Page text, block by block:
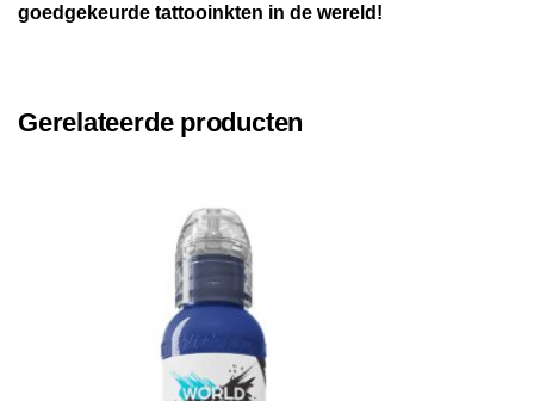
goedgekeurde tattooinkten in de wereld!
Gerelateerde producten